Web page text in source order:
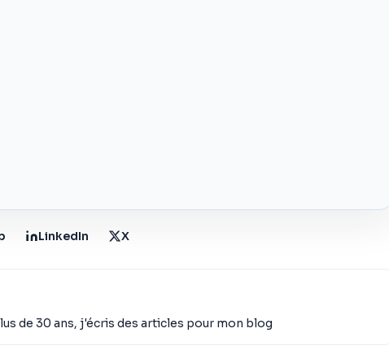
LinkedIn X
de 30 ans, j'écris des articles pour mon blog